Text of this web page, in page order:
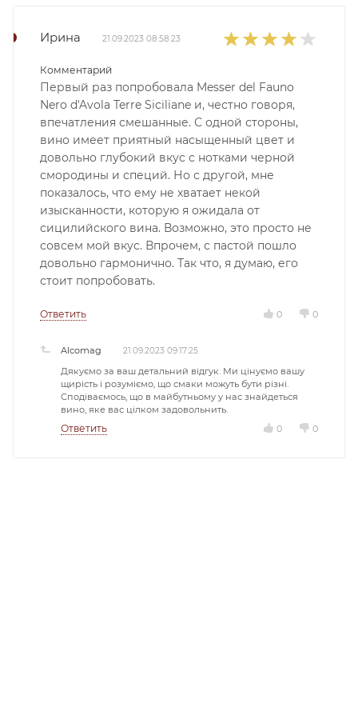
Ирина 21.09.2023 08:58:23
Комментарий
Первый раз попробовала Messer del Fauno
Nero d'Avola Terre Siciliane и, честно говоря,
впечатления смешанные. С одной стороны,
вино имеет приятный насыщенный цвет и
довольно глубокий вкус с нотками черной
смородины и специй. Но с другой, мне
показалось, что ему не хватает некой
изысканности, которую я ожидала от
сицилийского вина. Возможно, это просто не
совсем мой вкус. Впрочем, с пастой пошло
довольно гармонично. Так что, я думаю, его
стоит попробовать.
Ответить 0 0
Alcomag 21.09.2023 09:17:25
Дякуємо за ваш детальний відгук. Ми цінуємо вашу
щирість і розуміємо, що смаки можуть бути різні.
Сподіваємось, що в майбутньому у нас знайдеться
вино, яке вас цілком задовольнить.
Ответить 0 0